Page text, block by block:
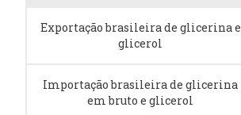
Exportação brasileira de glicerina e
glicerol
Importação brasileira de glicerina
em bruto e glicerol